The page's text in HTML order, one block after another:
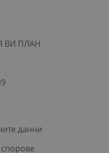
ВИ ПЛАН
данни